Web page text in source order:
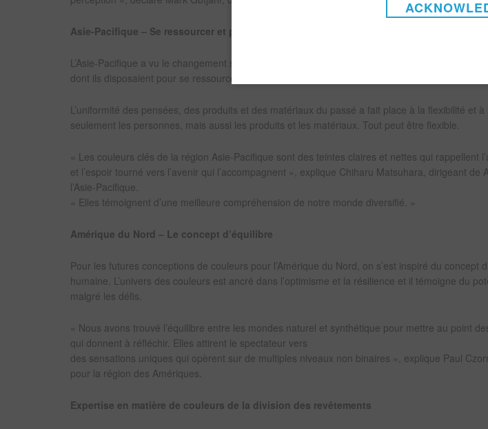
Asie-Pacifique – Se ressourcer et penser à l’avenir
L’Asie-Pacifique a vu le changement sociétal comme sa plus grande tendance pour 2021.
dont ils disposaient pour se ressourcer, penser à l’avenir et refaire le plein d’énergie pour l’avenir.
L’uniformité des pensées, des produits et des matériaux du passé a fait place à la flexibilité et
seulement les personnes, mais aussi les produits et les matériaux. Tout peut être flexible.
« Les couleurs clés de la région Asie-Pacifique sont des teintes claires et nettes qui rappellent
et l’espoir tourné vers l’avenir qui l’accompagnent », explique Chiharu Matsuhara, dirigeant
l’Asie-Pacifique.
« Elles témoignent d’une meilleure compréhension de notre monde diversifié. »
Amérique du Nord – Le concept d’équilibre
Pour les futures conceptions de couleurs pour l’Amérique du Nord, on s’est inspiré du concept
humaine. L’univers des couleurs est ancré dans l’optimisme et la résilience et il témoigne du
malgré les défis.
« Nous avons trouvé l’équilibre entre les mondes naturel et synthétique pour mettre au point
qui donnent à réfléchir. Elles attirent le spectateur vers
des sensations uniques qui opèrent sur de multiples niveaux non binaires », explique Paul
pour la région des Amériques.
Expertise en matière de couleurs de la division des revêtements